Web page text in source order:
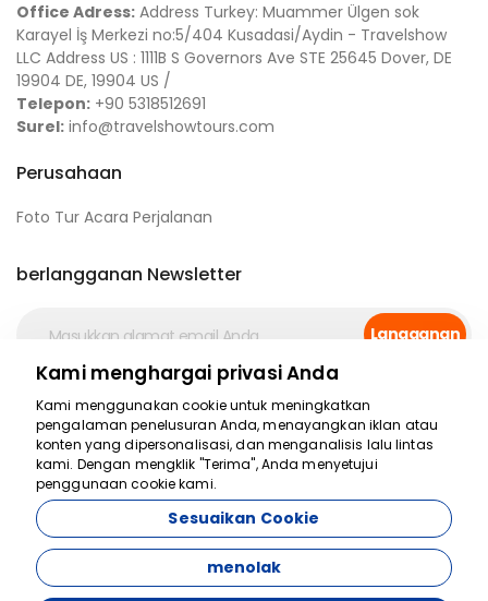
Office Adress: Address Turkey: Muammer Ülgen sok
Karayel İş Merkezi no:5/404 Kusadasi/Aydin - Travelshow
LLC Address US : 1111B S Governors Ave STE 25645 Dover, DE
19904 DE, 19904 US /
Telepon: +90 5318512691
Surel: info@travelshowtours.com
Perusahaan
Foto Tur Acara Perjalanan
berlangganan Newsletter
Langganan
Media sosial
Travelshow Travel Agency - 11392
Kami menghargai privasi Anda
Kami menggunakan cookie untuk meningkatkan
pengalaman penelusuran Anda, menayangkan iklan atau
konten yang dipersonalisasi, dan menganalisis lalu lintas
kami. Dengan mengklik "Terima", Anda menyetujui
penggunaan cookie kami.
Sesuaikan Cookie
menolak